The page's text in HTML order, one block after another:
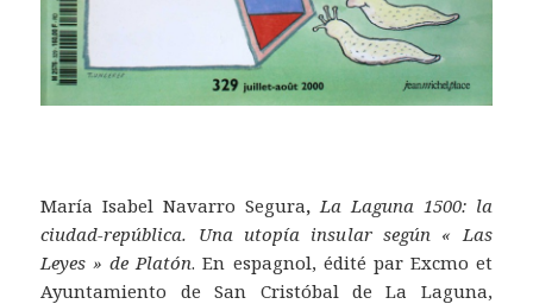
María Isabel Navarro Segura,La Laguna 1500: la
ciudad-república. Una utopía insular según « Las
Leyes » de Platón. En espagnol, édité par Excmo et
Ayuntamiento de San Cristóbal de La Laguna,